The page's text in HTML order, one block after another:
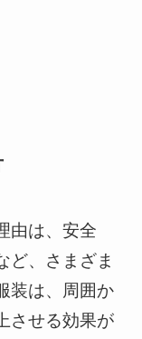
由は、安全
ど、さまざま
装は、周囲か
させる効果が